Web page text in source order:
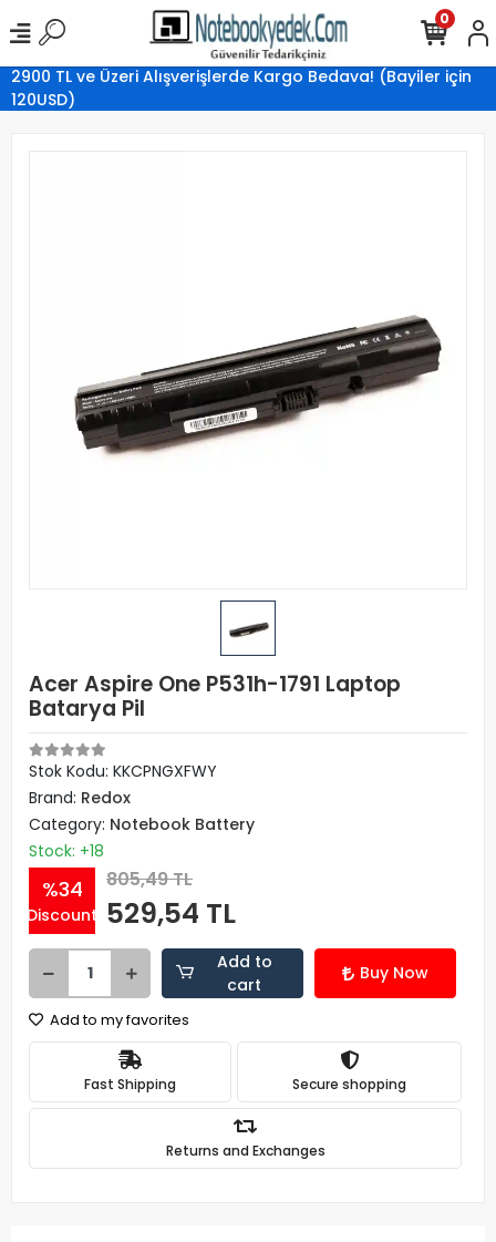
2900 TL ve Üzeri Alışverişlerde Kargo Bedava! (Bayiler için
120USD)
0
Acer Aspire One P531h-1791 Laptop
Batarya Pil
Stok Kodu: KKCPNGXFWY
Brand: Redox
Category: Notebook Battery
Stock: +18
%34
Discount
805,49 TL
529,54 TL
Add to
cart
Buy Now
Add to my favorites
Fast Shipping Secure shopping
Returns and Exchanges